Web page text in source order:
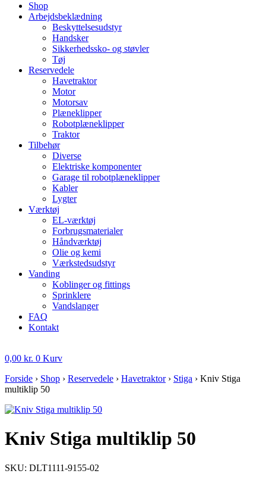
Shop
Arbejdsbeklædning
Beskyttelsesudstyr
Handsker
Sikkerhedssko- og støvler
Tøj
Reservedele
Havetraktor
Motor
Motorsav
Plæneklipper
Robotplæneklipper
Traktor
Tilbehør
Diverse
Elektriske komponenter
Garage til robotplæneklipper
Kabler
Lygter
Værktøj
EL-værktøj
Forbrugsmaterialer
Håndværktøj
Olie og kemi
Værkstedsudstyr
Vanding
Koblinger og fittings
Sprinklere
Vandslanger
FAQ
Kontakt
0,00 kr. 0 Kurv
Forside › Shop › Reservedele › Havetraktor› Stiga › Kniv Stiga
multiklip 50
Kniv Stiga multiklip 50
SKU: DLT1111-9155-02